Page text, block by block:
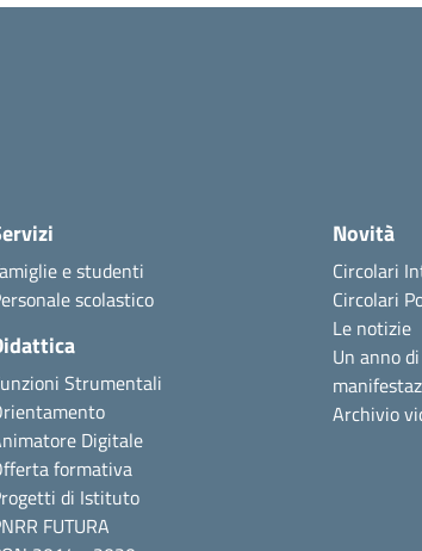
e studenti
scolastico
Strumentali
Digitale
formativa
di Istituto
FUTURA
Novità
Circolari
Circolari
Le notizie
Un anno
Archivio